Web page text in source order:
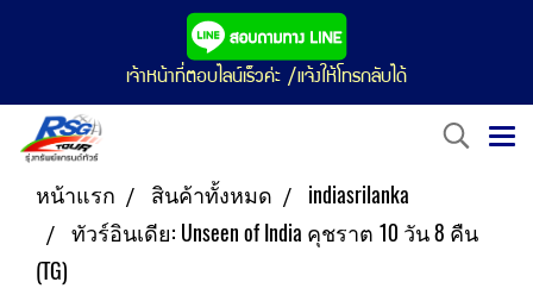
เจ้าหน้าที่ตอบไลน์เร็วค่ะ /แจ้งให้โทรกลับได้
หน้าแรก สินค้าทั้งหมด
indiasrilanka
ทัวร์อินเดีย: Unseen of India คุชราต 10 วัน 8 คืน
(TG)